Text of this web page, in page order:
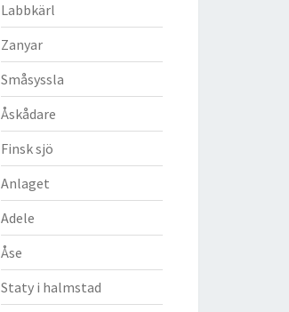
Labbkärl
Zanyar
Småsyssla
Åskådare
Finsk sjö
Anlaget
Adele
Åse
Staty i halmstad